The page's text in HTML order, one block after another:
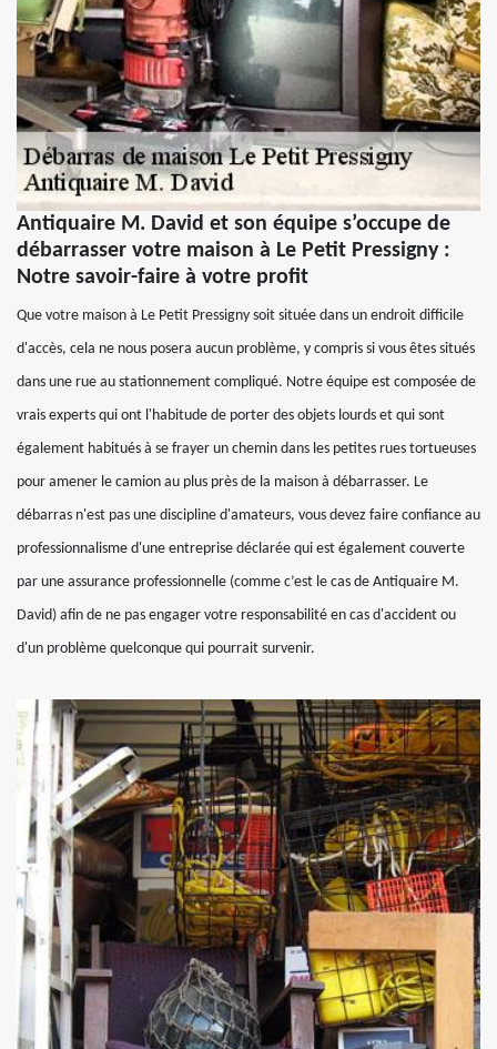
Antiquaire M. David et son équipe s’occupe de
débarrasser votre maison à Le Petit Pressigny :
Notre savoir-faire à votre profit
Que votre maison à Le Petit Pressigny soit située dans un endroit difficile
d'accès, cela ne nous posera aucun problème, y compris si vous êtes situés
dans une rue au stationnement compliqué. Notre équipe est composée de
vrais experts qui ont l'habitude de porter des objets lourds et qui sont
également habitués à se frayer un chemin dans les petites rues tortueuses
pour amener le camion au plus près de la maison à débarrasser. Le
débarras n'est pas une discipline d'amateurs, vous devez faire confiance au
professionnalisme d'une entreprise déclarée qui est également couverte
par une assurance professionnelle (comme c’est le cas de Antiquaire M.
David) afin de ne pas engager votre responsabilité en cas d'accident ou
d'un problème quelconque qui pourrait survenir.